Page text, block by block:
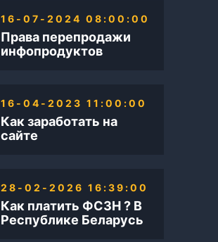
Права перепродажи
инфопродуктов
16-07-2024 08:00:00
Как заработать на
сайте
16-04-2023 11:00:00
Как платить ФСЗН ? В
Республике Беларусь
28-02-2026 16:39:00